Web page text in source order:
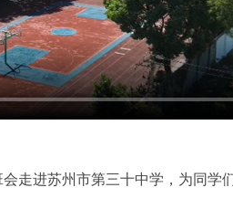
进苏州市第三十中学，为同学